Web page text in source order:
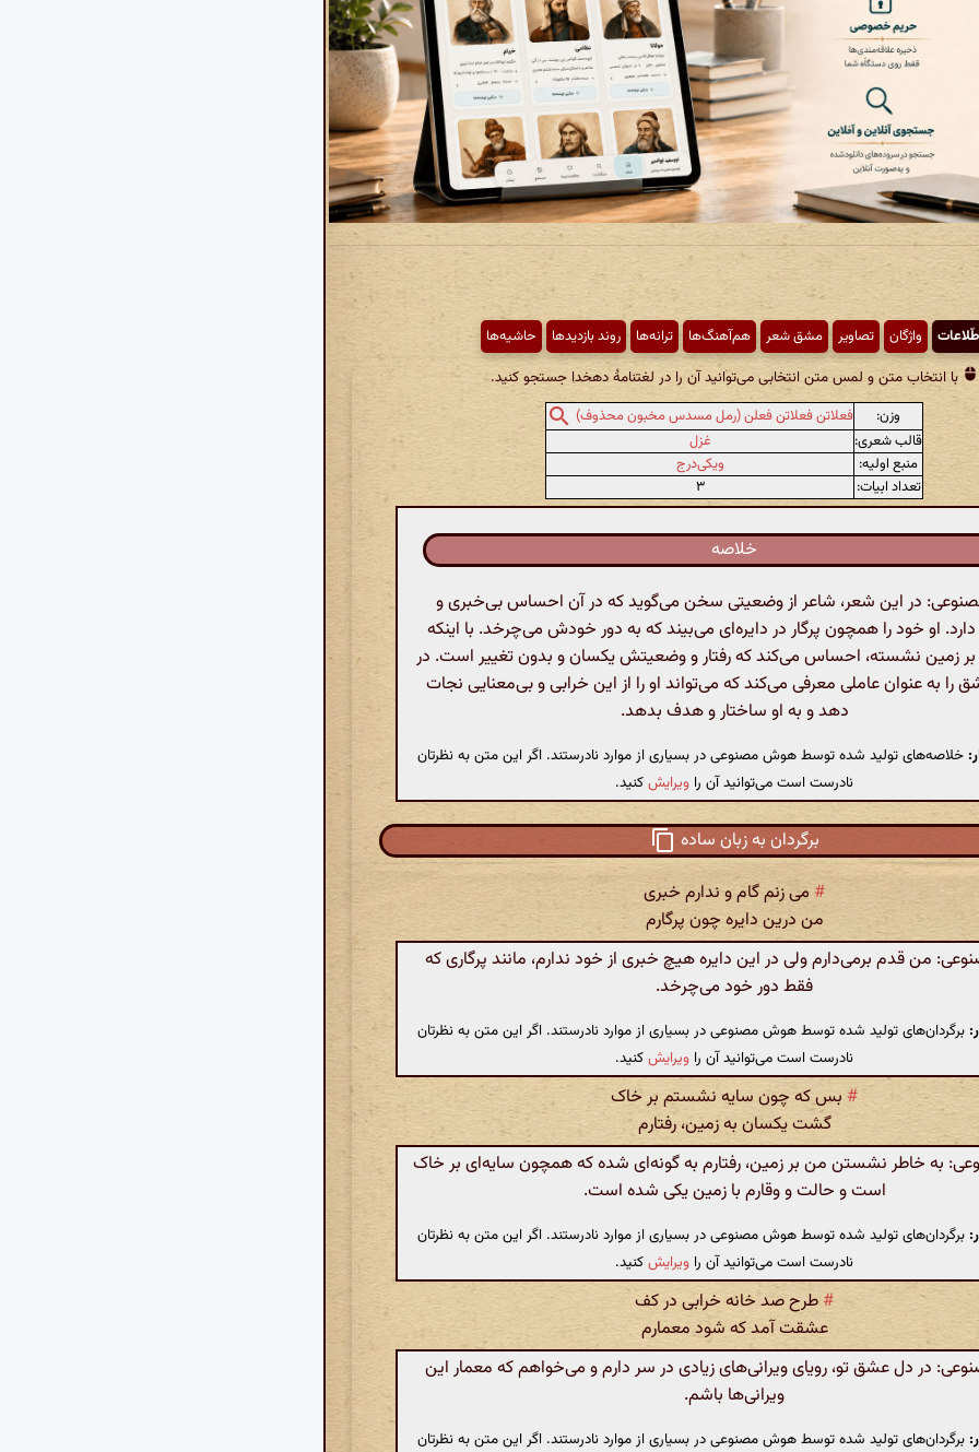
واژگان تصاویر مشق شعر هم‌آهنگ‌ها ترانه‌ها روند بازدیدها حاشیه‌ها
با انتخاب متن و لمس متن انتخابی می‌توانید آن را در لغتنامهٔ دهخدا جستجو کنید.
وزن:
فعلاتن فعلاتن فعلن (رمل مسدس مخبون محذوف)
قالب شعری:
غزل
منبع اولیه:
ویکی‌درج
تعداد ابیات:
۳
خلاصه
در این شعر، شاعر از وضعیتی سخن می‌گوید که در آن احساس بی‌خبری و
او خود را همچون پرگار در دایره‌ای می‌بیند که به دور خودش می‌چرخد. با اینکه
بر زمین نشسته، احساس می‌کند که رفتار و وضعیتش یکسان و بدون تغییر است. در
را به عنوان عاملی معرفی می‌کند که می‌تواند او را از این خرابی و بی‌معنایی نجات
دهد و به او ساختار و هدف بدهد.
خلاصه‌های تولید شده توسط هوش مصنوعی در بسیاری از موارد نادرستند. اگر این متن به نظرتان
نادرست است می‌توانید آن را ویرایشکنید.
برگردان به زبان ساده
# می زنم گام و ندارم خبری
من درین دایره چون پرگارم
من قدم برمی‌دارم ولی در این دایره هیچ خبری از خود ندارم، مانند پرگاری که
فقط دور خود می‌چرخد.
برگردان‌های تولید شده توسط هوش مصنوعی در بسیاری از موارد نادرستند. اگر این متن به نظرتان
نادرست است می‌توانید آن را ویرایشکنید.
# بس که چون سایه نشستم بر خاک
گشت یکسان به زمین، رفتارم
به خاطر نشستن من بر زمین، رفتارم به گونه‌ای شده که همچون سایه‌ای بر خاک
است و حالت و وقارم با زمین یکی شده است.
برگردان‌های تولید شده توسط هوش مصنوعی در بسیاری از موارد نادرستند. اگر این متن به نظرتان
نادرست است می‌توانید آن را ویرایشکنید.
# طرح صد خانه خرابی در کف
عشقت آمد که شود معمارم
در دل عشق تو، رویای ویرانی‌های زیادی در سر دارم و می‌خواهم که معمار این
ویرانی‌ها باشم.
برگردان‌های تولید شده توسط هوش مصنوعی در بسیاری از موارد نادرستند. اگر این متن به نظرتان